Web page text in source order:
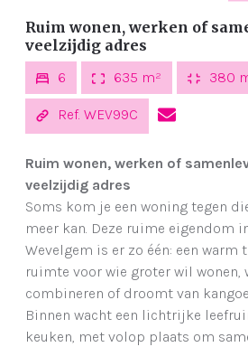
Ruim wonen, werken of
veelzijdig adres
6 635 m² 380
Ref. WEV99C
Ruim wonen, werken of
veelzijdig adres
Soms kom je een woning tegen
meer kan. Deze ruime eigendom
Wevelgem is er zo één: een warm
ruimte voor wie groter wil wonen,
combineren of droomt van
Binnen wacht een lichtrijke
keuken, met volop plaats om